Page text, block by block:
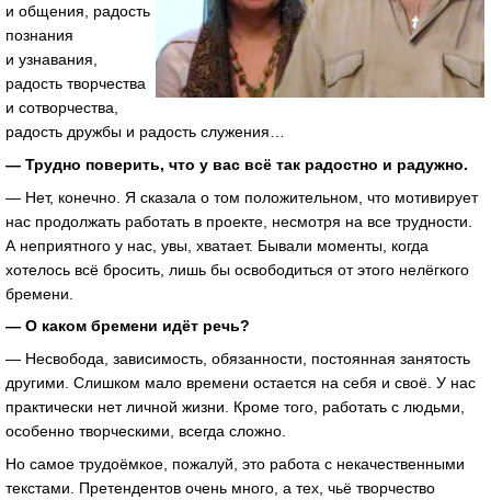
и общения, радость
познания
и узнавания,
радость творчества
и сотворчества,
радость дружбы и радость служения…
— Трудно поверить, что у вас всё так радостно и радужно.
— Нет, конечно. Я сказала о том положительном, что мотивирует
нас продолжать работать в проекте, несмотря на все трудности.
А неприятного у нас, увы, хватает. Бывали моменты, когда
хотелось всё бросить, лишь бы освободиться от этого нелёгкого
бремени.
— О каком бремени идёт речь?
— Несвобода, зависимость, обязанности, постоянная занятость
другими. Слишком мало времени остается на себя и своё. У нас
практически нет личной жизни. Кроме того, работать с людьми,
особенно творческими, всегда сложно.
Но самое трудоёмкое, пожалуй, это работа с некачественными
текстами. Претендентов очень много, а тех, чьё творчество